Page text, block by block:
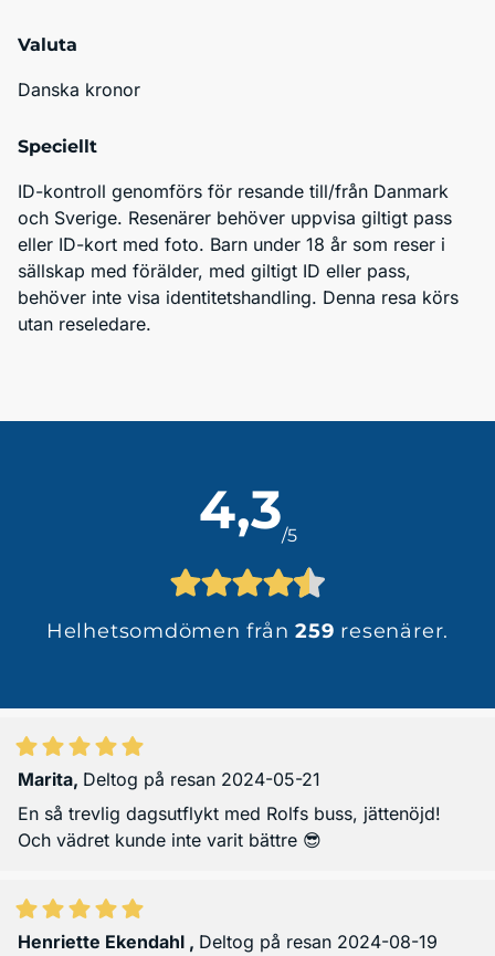
Valuta
Danska kronor
Speciellt
ID-kontroll genomförs för resande till/från Danmark
och Sverige. Resenärer behöver uppvisa giltigt pass
eller ID-kort med foto. Barn under 18 år som reser i
sällskap med förälder, med giltigt ID eller pass,
behöver inte visa identitetshandling. Denna resa körs
utan reseledare.
4,3/5
Helhetsomdömen från259 resenärer.
Marita, Deltog på resan 2024-05-21
En så trevlig dagsutflykt med Rolfs buss, jättenöjd!
Och vädret kunde inte varit bättre 😎
Henriette Ekendahl , Deltog på resan 2024-08-19